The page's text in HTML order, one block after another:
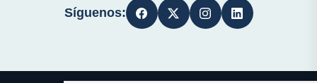
Síguenos: